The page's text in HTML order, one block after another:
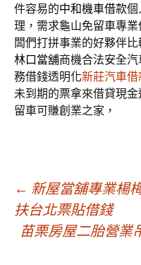
件容易的中和機車借款個
理，需求龜山免留車專
闆們打拼事業的好夥伴
林口當舖商機合法安全
務借錢透明化新莊汽車借
未到期的票拿來借貸現金
留車可賺創業之家，
文
章
← 新屋當舖專業楊
扶台北票貼借錢
苗栗房屋二胎營業